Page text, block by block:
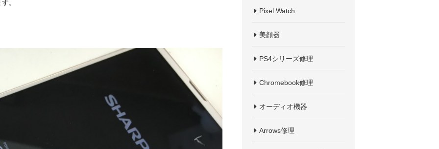
。
Pixel Watch
美顔器
PS4シリーズ修理
Chromebook修理
オーディオ機器
Arrows修理